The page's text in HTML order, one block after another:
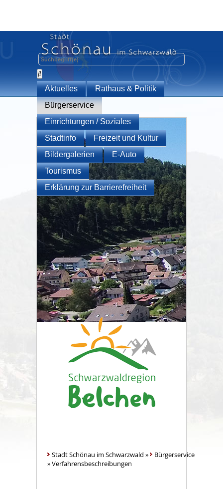
Aktuelles
Rathaus & Politik
Bürgerservice
Einrichtungen / Soziales
Stadtinfo
Freizeit und Kultur
Bildergalerien
E-Auto
Tourismus
Erklärung zur Barrierefreiheit
Stadt Schönau im Schwarzwald »
Bürgerservice
»Verfahrensbeschreibungen